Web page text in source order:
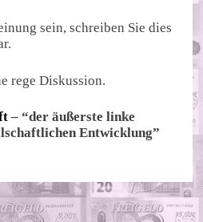
sein, schreiben Sie dies
rege Diskussion.
– “der äußerste linke
Entwicklung”